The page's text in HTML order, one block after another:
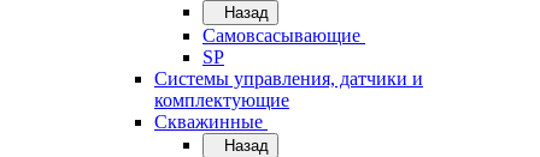
Назад
Самовсасывающие
SP
Системы управления, датчики и
комплектующие
Скважинные
Назад